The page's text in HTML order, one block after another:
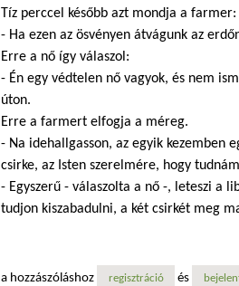
Tíz perccel később azt mondja a farmer:
- Ha ezen az ösvényen átvágunk az
Erre a nő így válaszol:
- Én egy védtelen nő vagyok, és nem
úton.
Erre a farmert elfogja a méreg.
- Na idehallgasson, az egyik kezemben
csirke, az Isten szerelmére, hogy
- Egyszerű - válaszolta a nő -, leteszi a
tudjon kiszabadulni, a két csirkét meg
a hozzászóláshoz regisztráció és